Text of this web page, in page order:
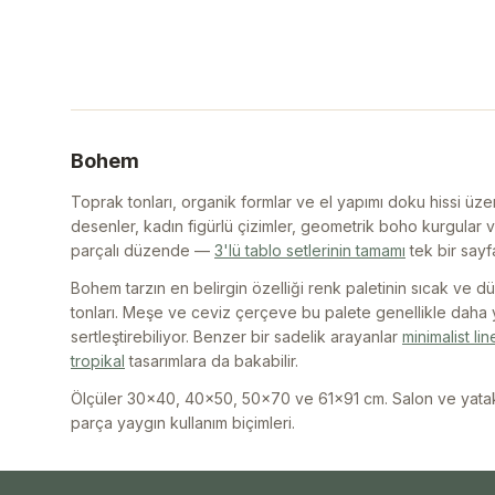
Bohem
Toprak tonları, organik formlar ve el yapımı doku hissi
desenler, kadın figürlü çizimler, geometrik boho kurgular
parçalı düzende — 3'lü tablo setlerinin tamamı tek bir
Bohem tarzın en belirgin özelliği renk paletinin sıcak ve
tonları. Meşe ve ceviz çerçeve bu palete genellikle daha
sertleştirebiliyor. Benzer bir sadelik arayanlar minimalist
tropikal tasarımlara da bakabilir.
Ölçüler 30x40, 40x50, 50x70 ve 61x91 cm. Salon ve
parça yaygın kullanım biçimleri.